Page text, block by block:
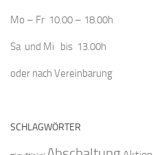
Mo – Fr 10.00 – 18.00h
Sa und Mi bis 13.00h
oder nach Vereinbarung
SCHLAGWÖRTER